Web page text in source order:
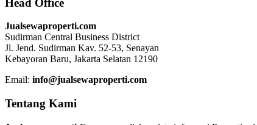
Jualsewaproperti.com
Sudirman Central Business District
Jl. Jend. Sudirman Kav. 52-53, Senayan
Kebayoran Baru, Jakarta Selatan 12190
Email: info@jualsewaproperti.com
Tentang Kami